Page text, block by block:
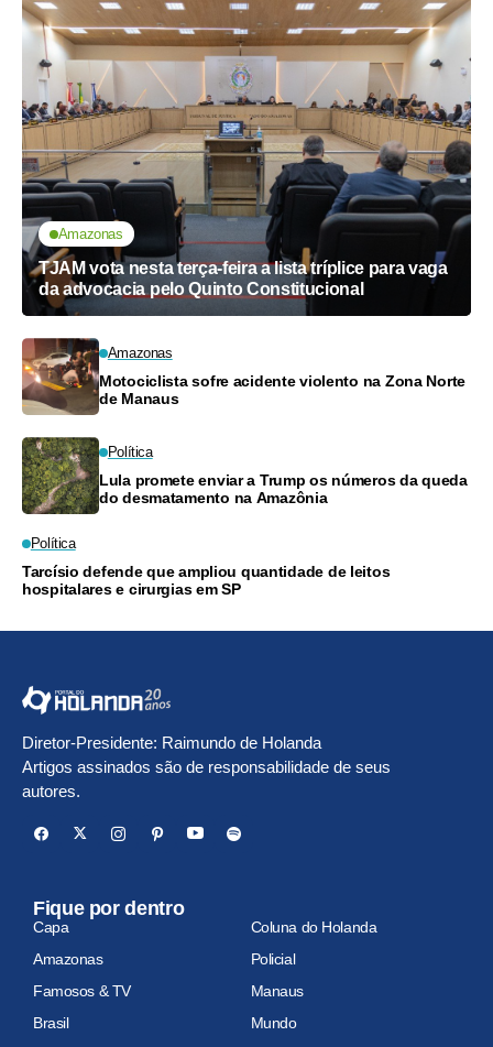
Amazonas
TJAM vota nesta terça-feira a lista tríplice para vaga
da advocacia pelo Quinto Constitucional
Amazonas
Motociclista sofre acidente violento na Zona Norte
de Manaus
Política
Lula promete enviar a Trump os números da queda
do desmatamento na Amazônia
Política
Tarcísio defende que ampliou quantidade de leitos
hospitalares e cirurgias em SP
Diretor-Presidente: Raimundo de Holanda
Artigos assinados são de responsabilidade de seus
autores.
Fique por dentro
Capa
Coluna do Holanda
Amazonas
Policial
Famosos & TV
Manaus
Brasil
Mundo